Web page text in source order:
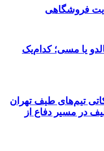
فروشگاهی
یا مسی؛ کدام‌یک
تیم‌های طیف تهران
در مسیر دفاع از